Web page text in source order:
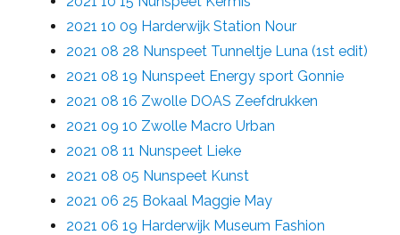
2021 10 09 Harderwijk Station Nour
2021 08 28 Nunspeet Tunneltje Luna (1st edit)
2021 08 19 Nunspeet Energy sport Gonnie
2021 08 16 Zwolle DOAS Zeefdrukken
2021 09 10 Zwolle Macro Urban
2021 08 11 Nunspeet Lieke
2021 08 05 Nunspeet Kunst
2021 06 25 Bokaal Maggie May
2021 06 19 Harderwijk Museum Fashion